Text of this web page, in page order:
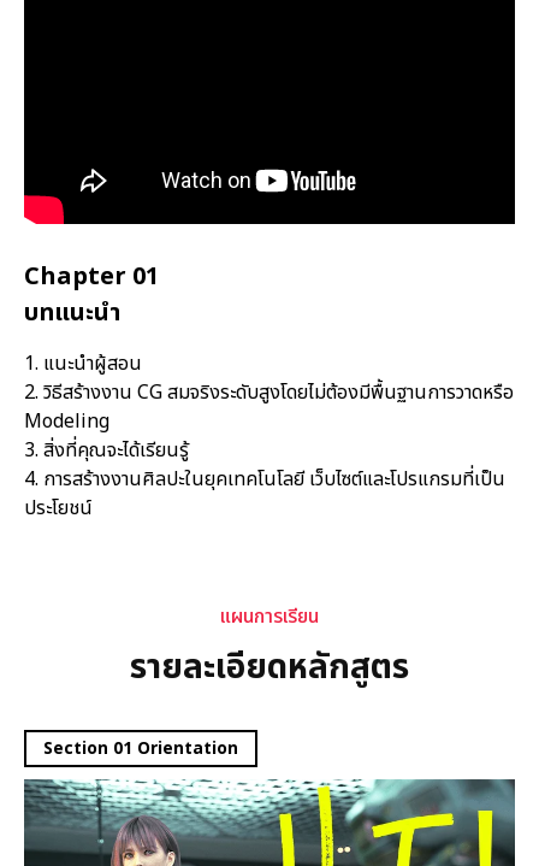
Chapter 01
บทแนะนำ
1. แนะนำผู้สอน
2. วิธีสร้างงาน CG สมจริงระดับสูงโดยไม่ต้องมีพื้นฐานการวาดหรือ
Modeling
3. สิ่งที่คุณจะได้เรียนรู้
4. การสร้างงานศิลปะในยุคเทคโนโลยี เว็บไซต์และโปรแกรมที่เป็น
ประโยชน์
แผนการเรียน
รายละเอียดหลักสูตร
Section 01 Orientation